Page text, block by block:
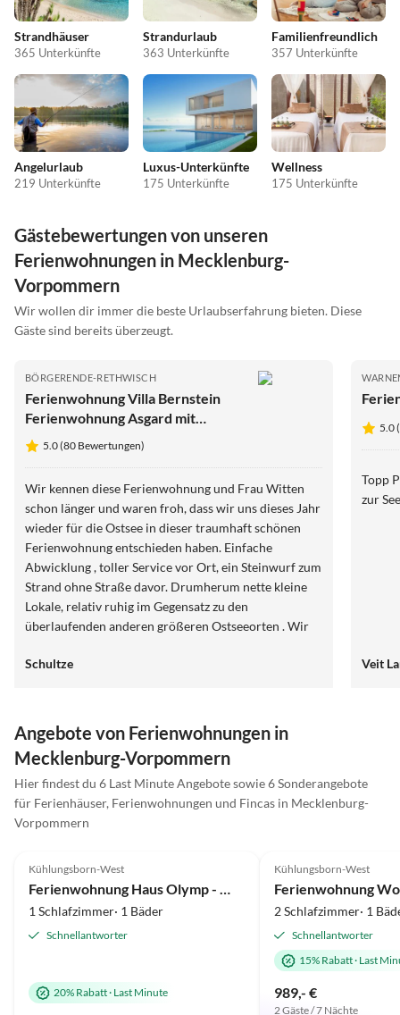
Strandhäuser
365 Unterkünfte
Strandurlaub
363 Unterkünfte
Familienfreundlich
357 Unterkünfte
Angelurlaub
219 Unterkünfte
Luxus-Unterkünfte
175 Unterkünfte
Wellness
175 Unterkünfte
Gästebewertungen von unseren
Ferienwohnungen in Mecklenburg-
Vorpommern
Wir wollen dir immer die beste Urlaubserfahrung bieten. Diese
Gäste sind bereits überzeugt.
BÖRGERENDE-RETHWISCH
Ferienwohnung Villa Bernstein
Ferienwohnung Asgard mit
Meerblick
5.0 (80 Bewertungen)
Wir kennen diese Ferienwohnung und Frau Witten
schon länger und waren froh, dass wir uns dieses Jahr
wieder für die Ostsee in dieser traumhaft schönen
Ferienwohnung entschieden haben. Einfache
Abwicklung , toller Service vor Ort, ein Steinwurf zum
Strand ohne Straße davor. Drumherum nette kleine
Lokale, relativ ruhig im Gegensatz zu den
überlaufenden anderen größeren Ostseeorten . Wir
Schultze
5.0
Topp
zur
Veit
Angebote von Ferienwohnungen in
Mecklenburg-Vorpommern
Hier findest du 6 Last Minute Angebote sowie 6 Sonderangebote
für Ferienhäuser, Ferienwohnungen und Fincas in Mecklenburg-
Vorpommern
Kühlungsborn-West
Ferienwohnung Haus Olymp - Wohnung 16
1 Schlafzimmer· 1 Bäder
Schnellantworter
20% Rabatt· Last Minute
Kühlungsborn-West
2 Schlafzimmer· 1
Schnellantworter
15% Rabatt· Last
989,- €
2 Gäste / 7 Nächte